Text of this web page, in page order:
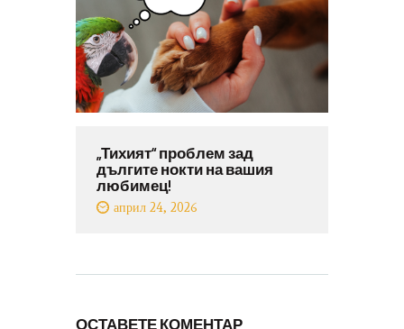
„Тихият“ проблем зад
дългите нокти на вашия
любимец!
април 24, 2026
ОСТАВЕТЕ КОМЕНТАР